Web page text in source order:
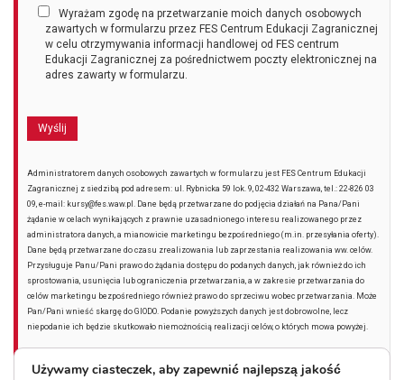
Wyrażam zgodę na przetwarzanie moich danych osobowych
zawartych w formularzu przez FES Centrum Edukacji Zagranicznej
w celu otrzymywania informacji handlowej od FES centrum
Edukacji Zagranicznej za pośrednictwem poczty elektronicznej na
adres zawarty w formularzu.
Administratorem danych osobowych zawartych w formularzu jest FES Centrum Edukacji
Zagranicznej z siedzibą pod adresem: ul. Rybnicka 59 lok. 9, 02-432 Warszawa, tel.: 22-826 03
09, e-mail: kursy@fes.waw.pl. Dane będą przetwarzane do podjęcia działań na Pana/Pani
żądanie w celach wynikających z prawnie uzasadnionego interesu realizowanego przez
administratora danych, a mianowicie marketingu bezpośredniego (m.in. przesyłania oferty).
Dane będą przetwarzane do czasu zrealizowania lub zaprzestania realizowania ww. celów.
Przysługuje Panu/Pani prawo do żądania dostępu do podanych danych, jak również do ich
sprostowania, usunięcia lub ograniczenia przetwarzania, a w zakresie przetwarzania do
celów marketingu bezpośredniego również prawo do sprzeciwu wobec przetwarzania. Może
Pan/Pani wnieść skargę do GIODO. Podanie powyższych danych jest dobrowolne, lecz
niepodanie ich będzie skutkowało niemożnością realizacji celów, o których mowa powyżej.
Używamy ciasteczek, aby zapewnić najlepszą jakość